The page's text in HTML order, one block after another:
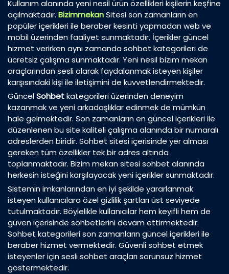
Kullanım alanında yeni nesil ürün özellikleri kişilerin keşfine
açılmaktadır. BizimmekanSitesi son zamanların en
popüler içerikleri ile beraber kesinti yapmadan web ve
mobil üzerinden faaliyet sunmaktadır. İçerikler güncel
hizmet verirken aynı zamanda sohbet kategorileri de
ücretsiz çalışma sunmaktadır. Yeni nesil bizim mekan
araçlarından sesli olarak faydalanmak isteyen kişiler
karşısındaki kişi ile iletişimini de kuvvetlendirmektedir.
GüncelSohbetkategorileri üzerinden deneyim
kazanmak ve yeni arkadaşlıklar edinmek de mümkün
hale gelmektedir. Son zamanların en güncel içerikleri ile
düzenlenen bu site kaliteli çalışma alanında bir numaralı
adreslerden biridir. Sohbet sitesi içerisinde yer alması
gereken tüm özellikler tek bir adres altında
toplanmaktadır. Bizim mekan sitesi sohbet alanında
herkesin isteğini karşılayacak yeni içerikler sunmaktadır.
Sistemin imkanlarından en iyi şekilde yararlanmak
isteyen kullanıcılara özel gizlilik şartları üst seviyede
tutulmaktadır. Böylelikle kullanıcılar hem keyifli hem de
güven içerisinde sohbetlerini devam ettirmektedir.
Sohbet kategorileri son zamanların güncel içerikleri ile
beraber hizmet vermektedir. Güvenli sohbet etmek
isteyenler için sesli sohbet araçları sorunsuz hizmet
göstermektedir.